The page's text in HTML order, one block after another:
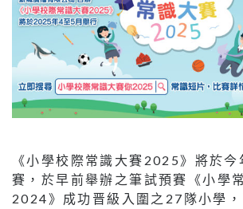
《小學校際常識大賽2025》將於今
賽，於早前舉辦之筆試預賽《小學
2024》成功晋級入圍之27隊小學